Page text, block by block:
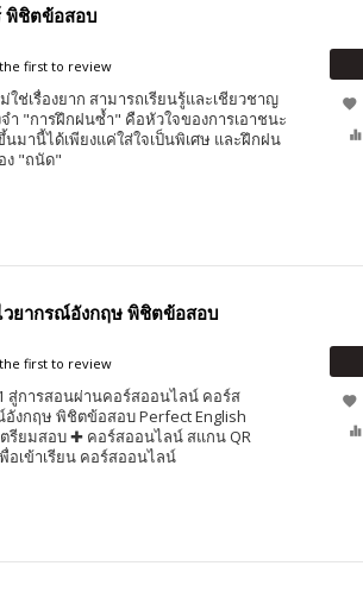
พิชิตข้อสอบ
first to review
ช่เรื่องยาก สามารถเรียนรู้และเชียวชาญ
ำ "การฝึกฝนซ้ำ" คือหัวใจของการเอาชนะ
นมานี้ได้เพียงแค่ใส่ใจเป็นพิเศษ และฝึกฝน
ง "ถนัด"
ยากรณ์อังกฤษ พิชิตข้อสอบ
first to review
สู่การสอนผ่านคอร์สออนไลน์ คอร์ส
งกฤษ พิชิตข้อสอบ Perfect English
รียมสอบ ✚ คอร์สออนไลน์ สแกน QR
อเข้าเรียน คอร์สออนไลน์